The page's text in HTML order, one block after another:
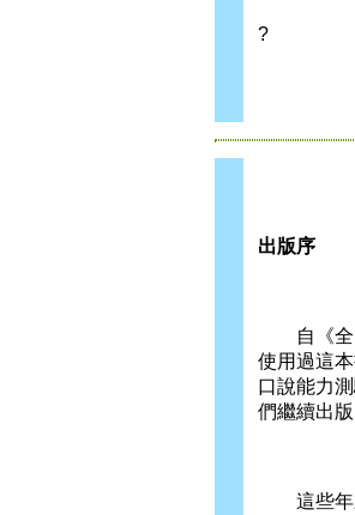
?
出版序
自《全民
使用過這
口說能力
們繼續出
這些年來